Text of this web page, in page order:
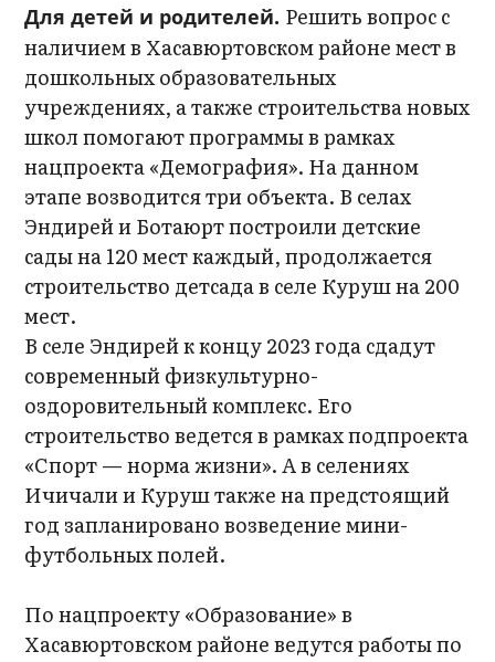
Для детей и родителей. Решить вопрос с
наличием в Хасавюртовском районе мест в
дошкольных образовательных
учреждениях, а также строительства новых
школ помогают программы в рамках
нацпроекта «Демография». На данном
этапе возводится три объекта. В селах
Эндирей и Ботаюрт построили детские
сады на 120 мест каждый, продолжается
строительство детсада в селе Куруш на 200
мест.
В селе Эндирей к концу 2023 года сдадут
современный физкультурно-
оздоровительный комплекс. Его
строительство ведется в рамках подпроекта
«Спорт — норма жизни». А в селениях
Ичичали и Куруш также на предстоящий
год запланировано возведение мини-
футбольных полей.
По нацпроекту «Образование» в
Хасавюртовском районе ведутся работы по